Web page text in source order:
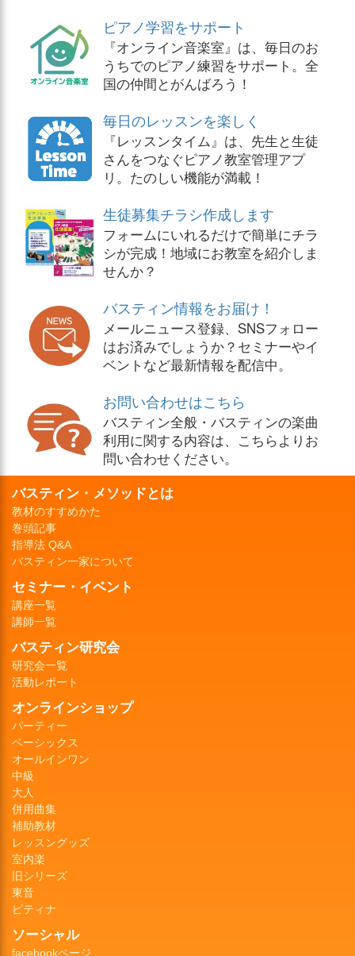
ピアノ学習をサポート
『オンライン音楽室』は、毎日のお
うちでのピアノ練習をサポート。全
国の仲間とがんばろう！
毎日のレッスンを楽しく
『レッスンタイム』は、先生と生徒
さんをつなぐピアノ教室管理アプ
リ。たのしい機能が満載！
生徒募集チラシ作成します
フォームにいれるだけで簡単にチラ
シが完成！地域にお教室を紹介しま
せんか？
バスティン情報をお届け！
メールニュース登録、SNSフォロー
はお済みでしょうか？セミナーやイ
ベントなど最新情報を配信中。
お問い合わせはこちら
バスティン全般・バスティンの楽曲
利用に関する内容は、こちらよりお
問い合わせください。
バスティン・メソッドとは
教材のすすめかた
巻頭記事
指導法 Q&A
バスティン一家について
セミナー・イベント
講座一覧
講師一覧
バスティン研究会
研究会一覧
活動レポート
オンラインショップ
パーティー
ベーシックス
オールインワン
中級
大人
併用曲集
補助教材
レッスングッズ
室内楽
旧シリーズ
東音
ピティナ
ソーシャル
facebookページ